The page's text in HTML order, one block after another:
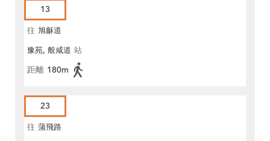
13
往 旭龢道
豫苑, 般咸道 站
距離 180m
23
往 蒲飛路